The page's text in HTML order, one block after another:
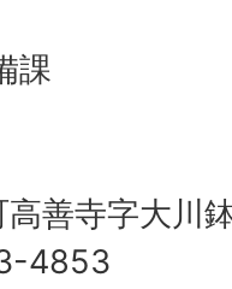
課
善寺字大川
4853